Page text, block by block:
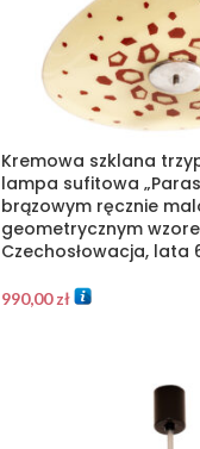
Kremowa szklana
lampa sufitowa
brązowym ręcznie
geometrycznym
Czechosłowacja, lata
990,00zł